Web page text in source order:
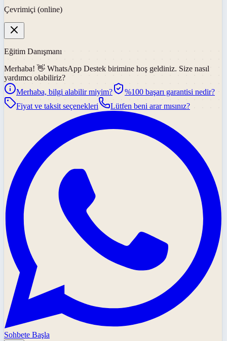
Çevrimiçi (online)
Eğitim Danışmanı
Merhaba! 👋 WhatsApp Destek birimine hoş geldiniz. Size nasıl
yardımcı olabiliriz?
Merhaba, bilgi alabilir miyim?
%100 başarı garantisi nedir?
Fiyat ve taksit seçenekleri
Lütfen beni arar mısınız?
Sohbete Başla